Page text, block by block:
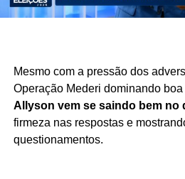
Mesmo com a pressão dos
Operação Mederi dominando
Allyson vem se saindo bem no
firmeza nas respostas e
questionamentos.